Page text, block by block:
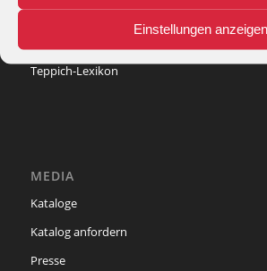
Einstellungen anzeigen
INFO
Teppich-Lexikon
MEDIA
Kataloge
Katalog anfordern
Presse